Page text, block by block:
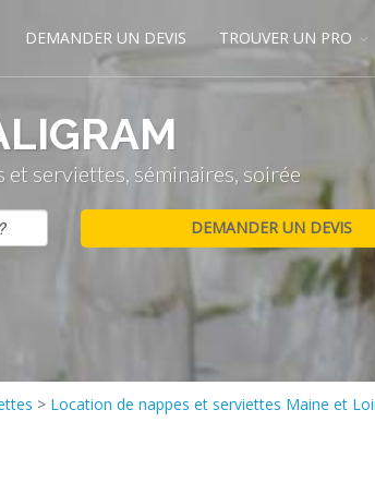
DEMANDER UN DEVIS TROUVER UN PRO
et serviettes, séminaires, soirée
> Location de nappes et serviettes Maine et